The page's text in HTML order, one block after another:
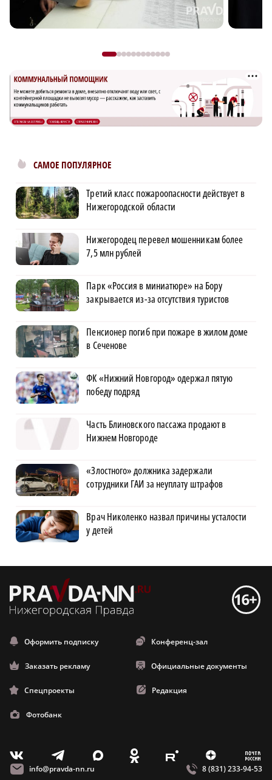
САМОЕ ПОПУЛЯРНОЕ
Третий класс пожароопасности действует в
Нижегородской области
Нижегородец перевел мошенникам более
7,5 млн рублей
Парк «Россия в миниатюре» на Бору
закрывается из-за отсутствия туристов
Пенсионер погиб при пожаре в жилом доме
в Сеченове
ФК «Нижний Новгород» одержал пятую
победу подряд
Часть Блиновского пассажа продают в
Нижнем Новгороде
«Злостного» должника задержали
сотрудники ГАИ за неуплату штрафов
Врач Николенко назвал причины усталости
у детей
Оформить подписку Конференц-зал
Заказать рекламу Официальные документы
Спецпроекты Редакция
Фотобанк
V T X O E Z m
info@pravda-nn.ru 8 (831) 233-94-53